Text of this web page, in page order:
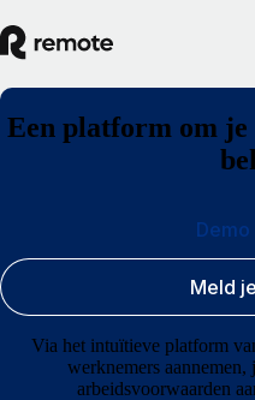
Een platform om je
Via het intuïtieve platform
werknemers
arbeidsvoorwaarden
Meld